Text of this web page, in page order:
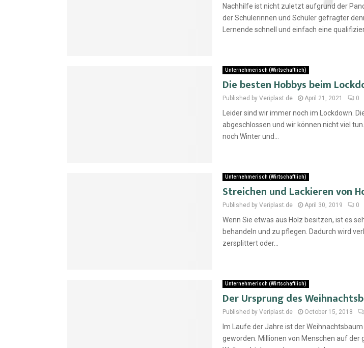
Nachhilfe ist nicht zuletzt aufgrund der
der Schülerinnen und Schüler gefragter
Lernende schnell und einfach eine
Unternehmerisch (Wirtschaftlich)
Die besten Hobbys beim
Published by Veriplast.de April 21, 2021 0
Leider sind wir immer noch im Lockdown.
abgeschlossen und wir können nicht viel
noch Winter und...
Unternehmerisch (Wirtschaftlich)
Streichen und Lackieren von
Published by Veriplast.de April 30, 2019 0
Wenn Sie etwas aus Holz besitzen, ist es
behandeln und zu pflegen. Dadurch wird
zersplittert oder...
Unternehmerisch (Wirtschaftlich)
Der Ursprung des
Published by Veriplast.de October 15, 2018
Im Laufe der Jahre ist der
geworden. Millionen von Menschen auf der